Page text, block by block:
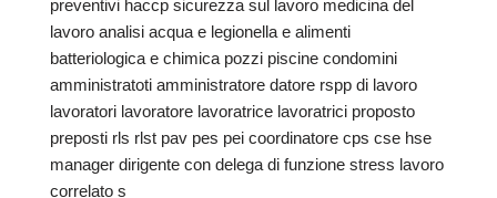
preventivi haccp sicurezza sul lavoro medicina del
lavoro analisi acqua e legionella e alimenti
batteriologica e chimica pozzi piscine condomini
amministratoti amministratore datore rspp di lavoro
lavoratori lavoratore lavoratrice lavoratrici proposto
preposti rls rlst pav pes pei coordinatore cps cse hse
manager dirigente con delega di funzione stress lavoro
correlato s